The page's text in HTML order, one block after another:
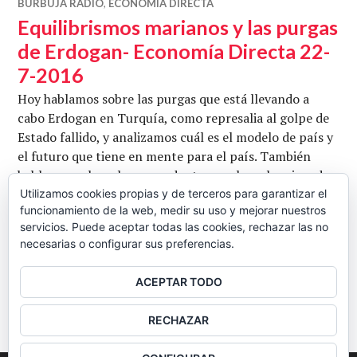
BURBUJA RADIO, ECONOMÍA DIRECTA
Equilibrismos marianos y las purgas
de Erdogan- Economía Directa 22-
7-2016
Hoy hablamos sobre las purgas que está llevando a
cabo Erdogan en Turquía, como represalia al golpe de
Estado fallido, y analizamos cuál es el modelo de país y
el futuro que tiene en mente para el país. También
hablamos sobre el sorprendente papel que han jugado
los partidos nacionalistas en la formación de la Mesa
del Congreso, el programa de compra de bonos de …
Seguir leyendoEquilibrismos marianos y las purgas
BARRA
LATERAL
Utilizamos cookies propias y de terceros para garantizar el
funcionamiento de la web, medir su uso y mejorar nuestros
servicios. Puede aceptar todas las cookies, rechazar las no
necesarias o configurar sus preferencias.
ACEPTAR TODO
RECHAZAR